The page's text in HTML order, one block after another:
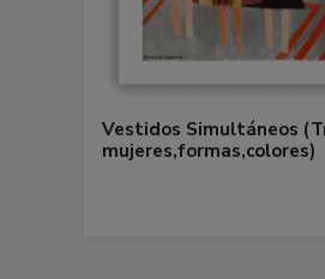
Vestidos Simultáneos
mujeres,formas,colores)